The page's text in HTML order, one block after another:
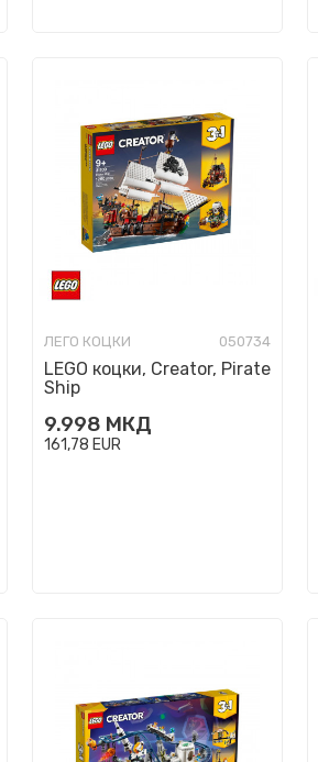
ЛЕГО КОЦКИ 050734
LEGO коцки, Creator, Pirate
Ship
9.998 МКД
161,78 EUR